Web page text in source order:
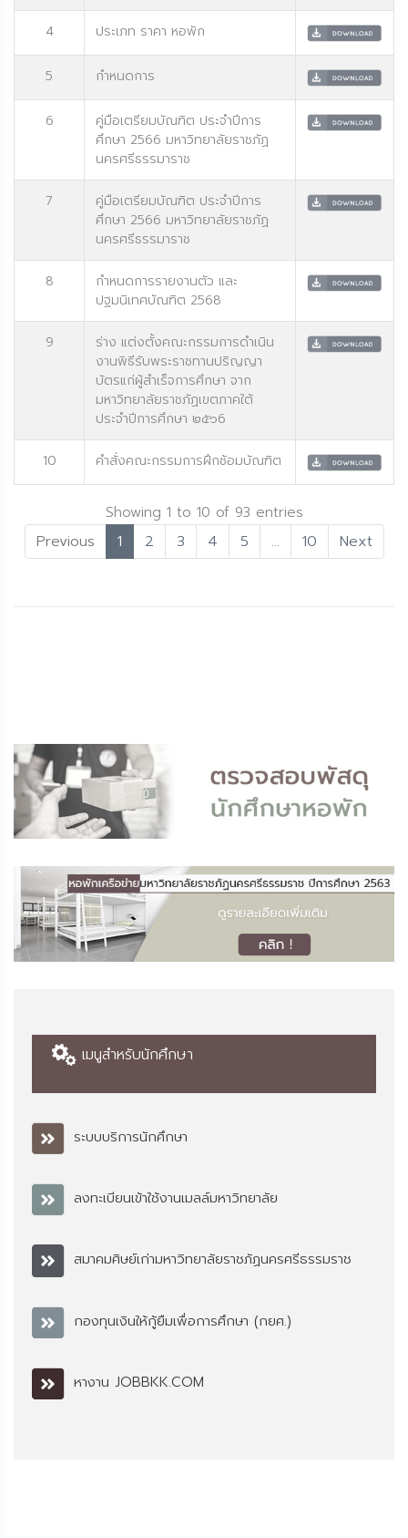
4 ประเภท ราคา หอพัก
5 กำหนดการ
6
คู่มือเตรียมบัณฑิต ประจำปีการ
ศึกษา 2566 มหาวิทยาลัยราชภัฏ
นครศรีธรรมาราช
7
คู่มือเตรียมบัณฑิต ประจำปีการ
ศึกษา 2566 มหาวิทยาลัยราชภัฏ
นครศรีธรรมาราช
8
กำหนดการรายงานตัว และ
ปฐมนิเทศบัณฑิต 2568
9
ร่าง แต่งตั้งคณะกรรมการดำเนิน
งานพิธีรับพระราชทานปริญญา
บัตรแก่ผู้สำเร็จการศึกษา จาก
มหาวิทยาลัยราชภัฏเขตภาคใต้
ประจำปีการศึกษา ๒๕๖6
10 คำสั่งคณะกรรมการฝึกซ้อมบัณฑิต
Showing 1 to 10 of 93 entries
Previous 1 2 3 4 5 … 10 Next
เมนูสำหรับนักศึกษา
ระบบบริการนักศึกษา
ลงทะเบียนเข้าใช้งานเมลล์มหาวิทยาลัย
สมาคมศิษย์เก่ามหาวิทยาลัยราชภัฏนครศรีธรรมราช
กองทุนเงินให้กู้ยืมเพื่อการศึกษา (กยศ.)
หางาน JOBBKK.COM